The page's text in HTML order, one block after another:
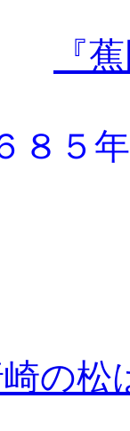
『
５
崎の松